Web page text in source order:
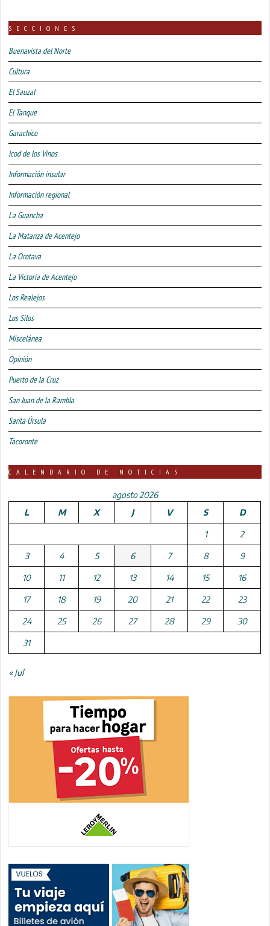
SECCIONES
Buenavista del Norte
Cultura
El Sauzal
El Tanque
Garachico
Icod de los Vinos
Información insular
Información regional
La Guancha
La Matanza de Acentejo
La Orotava
La Victoria de Acentejo
Los Realejos
Los Silos
Miscelánea
Opinión
Puerto de la Cruz
San Juan de la Rambla
Santa Úrsula
Tacoronte
CALENDARIO DE NOTICIAS
agosto 2026
L
M X J V S D
1 2
3 4 5 6 7 8 9
10 11 12 13 14 15 16
17 18 19 20 21 22 23
24 25 26 27 28 29 30
31
« Jul